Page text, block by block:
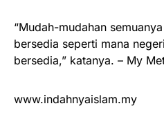
“Mudah-mudahan
bersedia seperti mana
bersedia,” katanya. – My
www.indahnyaislam.my